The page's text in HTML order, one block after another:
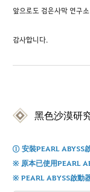
앞으로도 검은사막 연구
감사합니다.
黑色沙漠研
① 安裝PEARL ABYSS
※ 原本已使用PEARL
※ PEARL ABYSS啟動